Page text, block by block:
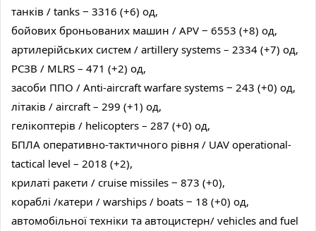
танків / tanks ‒ 3316 (+6) од,
бойових броньованих машин / APV ‒ 6553 (+8) од,
артилерійських систем / artillery systems – 2334 (+7) од,
РСЗВ / MLRS – 471 (+2) од,
засоби ППО / Anti-aircraft warfare systems ‒ 243 (+0) од,
літаків / aircraft – 299 (+1) од,
гелікоптерів / helicopters – 287 (+0) од,
БПЛА оперативно-тактичного рівня / UAV operational-
tactical level – 2018 (+2),
крилаті ракети / cruise missiles ‒ 873 (+0),
кораблі /катери / warships / boats ‒ 18 (+0) од,
автомобільної техніки та автоцистерн/ vehicles and fuel